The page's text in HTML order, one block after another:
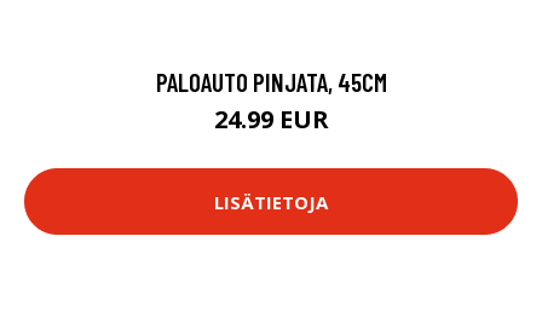
PALOAUTO PINJATA, 45CM
24.99 EUR
LISÄTIETOJA